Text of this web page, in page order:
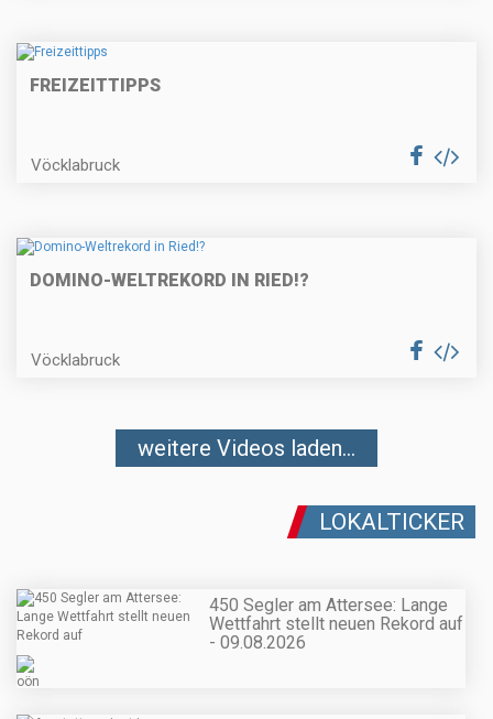
FREIZEITTIPPS
Vöcklabruck
DOMINO-WELTREKORD IN RIED!?
Vöcklabruck
weitere Videos laden...
LOKALTICKER
450 Segler am Attersee: Lange
Wettfahrt stellt neuen Rekord auf
- 09.08.2026